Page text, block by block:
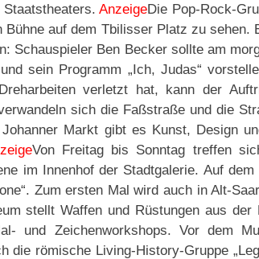
Staatstheaters.AnzeigeDie Pop-Rock-
Bühne auf dem Tbilisser Platz zu sehen.
Schauspieler Ben Becker sollte am
sein Programm „Ich, Judas“
verletzt hat, kann der
sich die Faßstraße und die
Markt gibt es Kunst, Design
Von Freitag bis Sonntag treffen
im Innenhof der Stadtgalerie. Auf dem
Zum ersten Mal wird auch in Alt-
stellt Waffen und Rüstungen aus
und Zeichenworkshops. Vor dem
die römische Living-History-Gruppe